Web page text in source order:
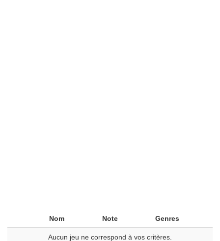
Nom Note Genres
Aucun jeu ne correspond à vos critères.